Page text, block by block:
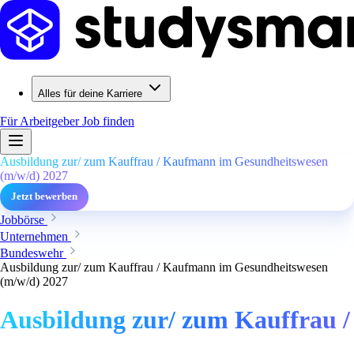
Alles für deine Karriere
Für ArbeitgeberJob finden
Ausbildung zur/ zum Kauffrau / Kaufmann im Gesundheitswesen
(m/w/d) 2027
Jetzt bewerben
Jobbörse
Unternehmen
Bundeswehr
Ausbildung zur/ zum Kauffrau / Kaufmann im Gesundheitswesen
(m/w/d) 2027
Ausbildung zur/ zum Kauffrau /